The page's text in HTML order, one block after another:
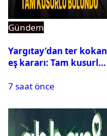
Gündem
Yargıtay’dan ter kokan
eş kararı: Tam kusurlu
7 saat önce